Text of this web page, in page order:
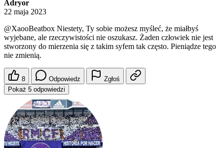
Adryor
22 maja 2023
@XaooBeatbox Niestety, Ty sobie możesz myśleć, że miałbyś
wyjebane, ale rzeczywistości nie oszukasz. Żaden człowiek nie jest
stworzony do mierzenia się z takim syfem tak często. Pieniądze tego
nie zmienią.
8 Odpowiedz
Zgłoś
Pokaż 5 odpowiedzi